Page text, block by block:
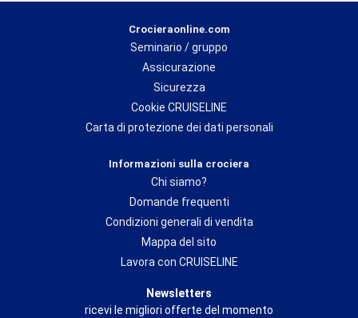
Crocieraonline.com
Seminario / gruppo
Assicurazione
Sicurezza
Cookie CRUISELINE
Carta di protezione dei dati personali
Informazioni sulla crociera
Chi siamo?
Domande frequenti
Condizioni generali di vendita
Mappa del sito
Lavora con CRUISELINE
Newsletters
ricevi le migliori offerte del momento